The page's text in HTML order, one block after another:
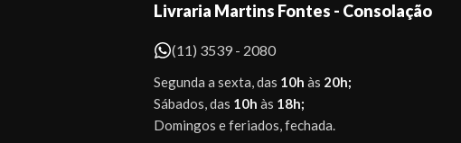
Livraria Martins Fontes - Consolação
(11) 3539 - 2080
Segunda a sexta, das 10h às 20h;
Sábados, das 10h às 18h;
Domingos e feriados, fechada.